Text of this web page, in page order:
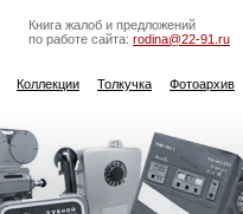
Книга жалоб и предложений
по работе сайта: rodina@22-91.ru
Коллекции Толкучка Фотоархив